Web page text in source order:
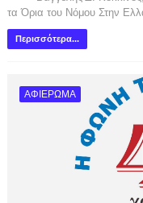
τα Όρια του Νόμου Στην
Περισσότερα...
ΑΦΙΕΡΩΜΑ